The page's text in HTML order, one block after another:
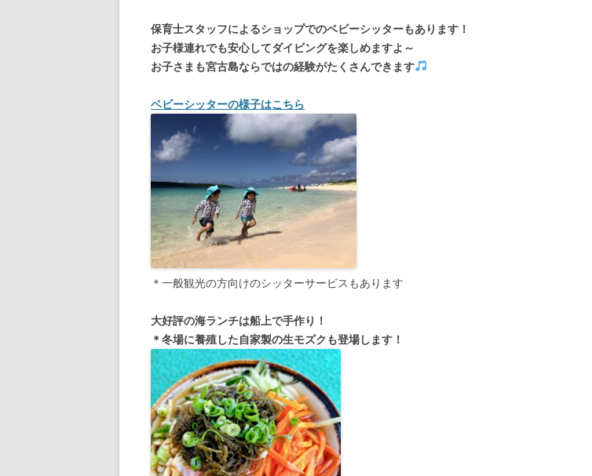
保育士スタッフによるショップでのベビーシッターもあります！
お子様連れでも安心してダイビングを楽しめますよ～
お子さまも宮古島ならではの経験がたくさんできます
ベビーシッターの様子はこちら
＊一般観光の方向けのシッターサービスもあります
大好評の海ランチは船上で手作り！
＊冬場に養殖した自家製の生モズクも登場します！